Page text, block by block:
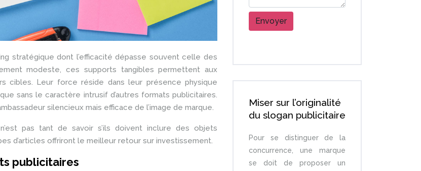
stratégique dont l’efficacité dépasse souvent celle des
modeste, ces supports tangibles permettent aux
cibles. Leur force réside dans leur présence physique
sans le caractère intrusif d’autres formats publicitaires.
silencieux mais efficace de l’image de marque.
pas tant de savoir s’ils doivent inclure des objets
d’articles offriront le meilleur retour sur investissement.
publicitaires
Miser sur l’originalité
du slogan publicitaire
Pour se distinguer de la
concurrence, une marque
se doit de proposer un